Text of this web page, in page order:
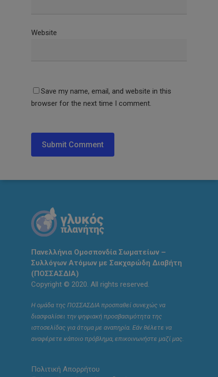
Website
Save my name, email, and website in this
browser for the next time I comment.
Πανελλήνια Ομοσπονδία Σωματείων –
Συλλόγων Ατόμων με Σακχαρώδη Διαβήτη
(ΠΟΣΣΑΣΔΙΑ)
Copyright © 2020. All rights reserved.
Η ομάδα της ΠΟΣΣΑΣΔΙΑ προσπαθεί συνεχώς να
διασφαλίσει την ψηφιακή προσβασιμότητα της
ιστοσελίδας για άτομα με αναπηρία. Εάν θέλετε να
αναφέρετε κάποιο πρόβλημα, επικοινωνήστε μαζί μας.
Πολιτική Απορρήτου